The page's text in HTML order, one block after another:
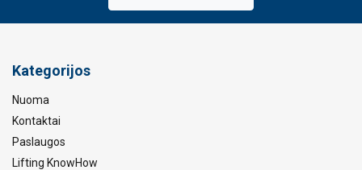
Kategorijos
Nuoma
Kontaktai
Paslaugos
Lifting KnowHow